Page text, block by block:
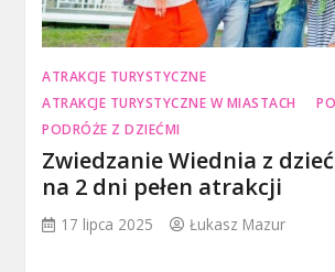
ATRAKCJE TURYSTYCZNE
ATRAKCJE TURYSTYCZNE W MIASTACH
PODRÓŻE Z DZIEĆMI
Zwiedzanie Wiednia z
na 2 dni pełen atrakcji
17 lipca 2025 Łukasz Mazur